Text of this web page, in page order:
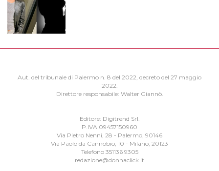
Aut. del tribunale di Palermo n. 8 del 2022, decreto del 27 maggio
2022.
Direttore responsabile: Walter Giannò.
Editore: Digitrend Srl.
P.IVA 09457150960
Via Pietro Nenni, 28 - Palermo, 90146
Via Paolo da Cannobio, 10 - Milano, 20123
Telefono 351136 9305
redazione@donnaclick.it